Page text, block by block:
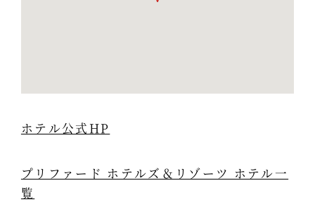
ホテル公式HP
プリファード ホテルズ＆リゾーツ ホテル一
覧